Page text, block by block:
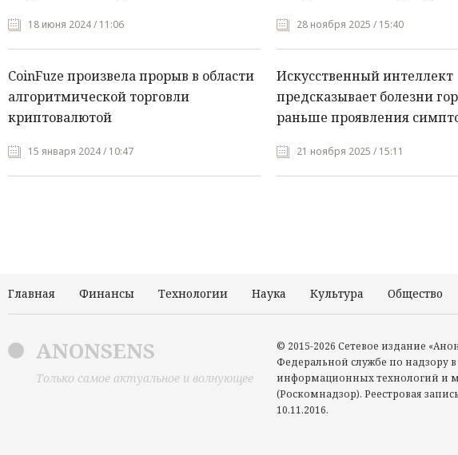
18 июня 2024 / 11:06
CoinFuze произвела прорыв в области
алгоритмической торговли
криптовалютой
15 января 2024 / 10:47
28 ноября 2025 / 15:40
Искусственный интеллект
предсказывает болезни
раньше проявления
21 ноября 2025 / 15:11
Главная Финансы Технологии Наука Культура Общество
ANONSENS
Только самое актуальное и волнующее
© 2015-2026 Сетевое издание
Федеральной службе по надзору в
информационных технологий и
(Роскомнадзор). Реестровая
10.11.2016.